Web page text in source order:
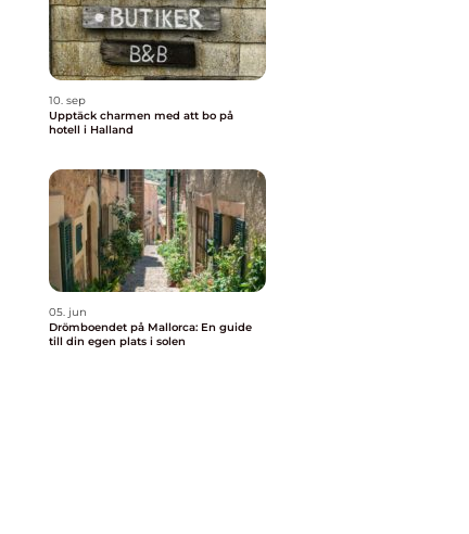
10. sep
Upptäck charmen med att bo på
hotell i Halland
05. jun
Drömboendet på Mallorca: En guide
till din egen plats i solen